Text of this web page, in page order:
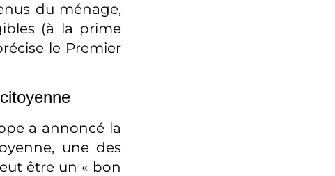
du ménage,
(à la prime
le Premier
a annoncé la
une des
être un « bon